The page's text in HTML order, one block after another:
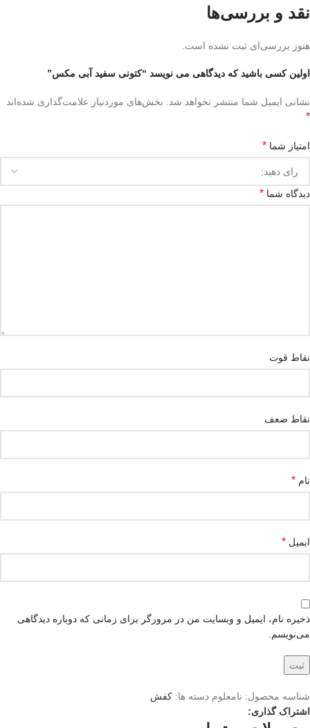
نقد و بررسی‌ها
هنوز بررسی‌ای ثبت نشده است.
اولین کسی باشید که دیدگاهی می نویسد “کتونی سفید آبی مکس”
نشانی ایمیل شما منتشر نخواهد شد. بخش‌های موردنیاز علامت‌گذاری شده‌اند
*
امتیاز شما *
دیدگاه شما *
نقاط قوت
نقاط ضعف
نام *
ایمیل *
ذخیره نام، ایمیل و وبسایت من در مرورگر برای زمانی که دوباره دیدگاهی
می‌نویسم.
شناسه محصول: نامعلوم دسته ها: کفش
اشتراک گذاری: